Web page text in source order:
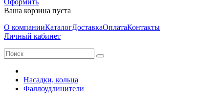
Оформить
Ваша корзина пуста
О компанииКаталогДоставкаОплатаКонтакты
Личный кабинет
Насадки, кольца
Фаллоудлинители